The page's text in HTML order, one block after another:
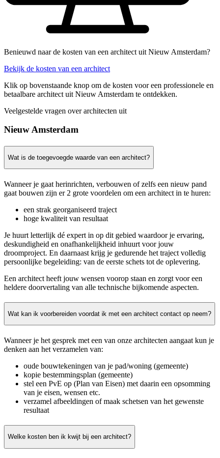
Benieuwd naar de kosten van een architect uit Nieuw Amsterdam?
Bekijk de kosten van een architect
Klik op bovenstaande knop om de kosten voor een professionele en
betaalbare architect uit Nieuw Amsterdam te ontdekken.
Veelgestelde vragen over architecten uit
Nieuw Amsterdam
Wat is de toegevoegde waarde van een architect?
Wanneer je gaat herinrichten, verbouwen of zelfs een nieuw pand
gaat bouwen zijn er 2 grote voordelen om een architect in te huren:
een strak georganiseerd traject
hoge kwaliteit van resultaat
Je huurt letterlijk dé expert in op dit gebied waardoor je ervaring,
deskundigheid en onafhankelijkheid inhuurt voor jouw
droomproject. En daarnaast krijg je gedurende het traject volledig
persoonlijke begeleiding: van de eerste schets tot de oplevering.
Een architect heeft jouw wensen voorop staan en zorgt voor een
heldere doorvertaling van alle technische bijkomende aspecten.
Wat kan ik voorbereiden voordat ik met een architect contact op neem?
Wanneer je het gesprek met een van onze architecten aangaat kun je
denken aan het verzamelen van:
oude bouwtekeningen van je pad/woning (gemeente)
kopie bestemmingsplan (gemeente)
stel een PvE op (Plan van Eisen) met daarin een opsomming
van je eisen, wensen etc.
verzamel afbeeldingen of maak schetsen van het gewenste
resultaat
Welke kosten ben ik kwijt bij een architect?